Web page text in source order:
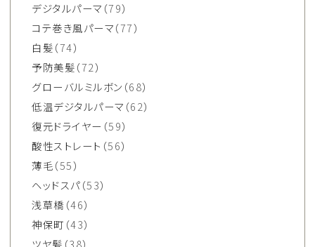
デジタルパーマ （79）
コテ巻き風パーマ（77）
白髪（74）
予防美髪（72）
グローバルミルボン （68）
低温デジタルパーマ （62）
復元ドライヤー （59）
酸性ストレート （56）
薄毛（55）
ヘッドスパ（53）
浅草橋 （46）
神保町 （43）
ツヤ髪 （38）